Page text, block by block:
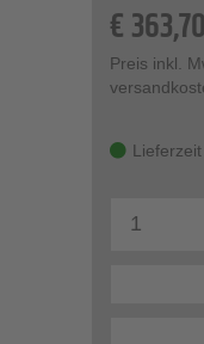
€363,70
Preis inkl.